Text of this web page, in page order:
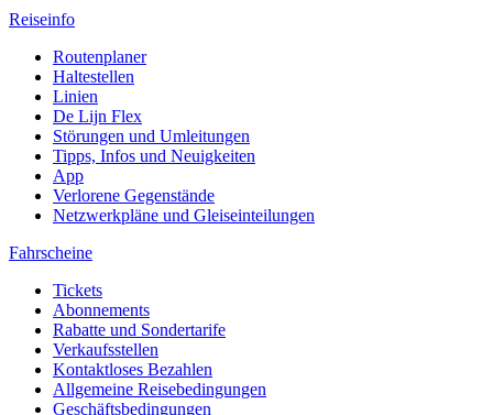
Reiseinfo
Routenplaner
Haltestellen
Linien
De Lijn Flex
Störungen und Umleitungen
Tipps, Infos und Neuigkeiten
App
Verlorene Gegenstände
Netzwerkpläne und Gleiseinteilungen
Fahrscheine
Tickets
Abonnements
Rabatte und Sondertarife
Verkaufsstellen
Kontaktloses Bezahlen
Allgemeine Reisebedingungen
Geschäftsbedingungen